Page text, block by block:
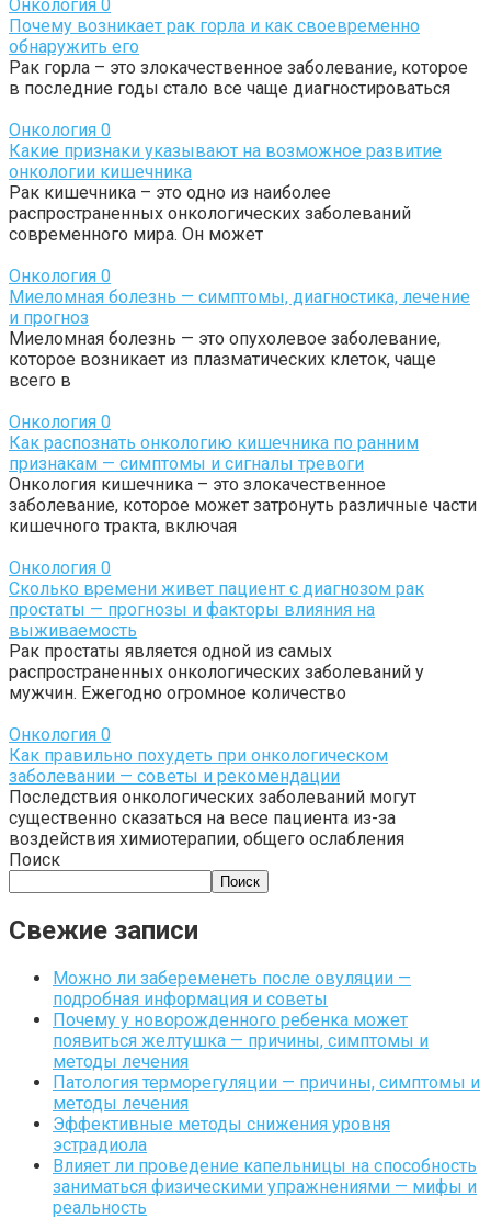
Онкология 0
Почему возникает рак горла и как своевременно
обнаружить его
Рак горла – это злокачественное заболевание, которое
в последние годы стало все чаще диагностироваться
Онкология 0
Какие признаки указывают на возможное развитие
онкологии кишечника
Рак кишечника – это одно из наиболее
распространенных онкологических заболеваний
современного мира. Он может
Онкология 0
Миеломная болезнь — симптомы, диагностика, лечение
и прогноз
Миеломная болезнь — это опухолевое заболевание,
которое возникает из плазматических клеток, чаще
всего в
Онкология 0
Как распознать онкологию кишечника по ранним
признакам — симптомы и сигналы тревоги
Онкология кишечника – это злокачественное
заболевание, которое может затронуть различные части
кишечного тракта, включая
Онкология 0
Сколько времени живет пациент с диагнозом рак
простаты — прогнозы и факторы влияния на
выживаемость
Рак простаты является одной из самых
распространенных онкологических заболеваний у
мужчин. Ежегодно огромное количество
Онкология 0
Как правильно похудеть при онкологическом
заболевании — советы и рекомендации
Последствия онкологических заболеваний могут
существенно сказаться на весе пациента из-за
воздействия химиотерапии, общего ослабления
Поиск
Поиск
Свежие записи
Можно ли забеременеть после овуляции —
подробная информация и советы
Почему у новорожденного ребенка может
появиться желтушка — причины, симптомы и
методы лечения
Патология терморегуляции — причины, симптомы и
методы лечения
Эффективные методы снижения уровня
эстрадиола
Влияет ли проведение капельницы на способность
заниматься физическими упражнениями — мифы и
реальность